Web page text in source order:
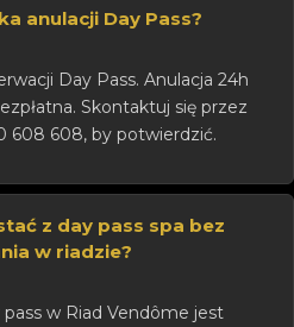
anulacji Day Pass?
Day Pass. Anulacja 24h
Skontaktuj się przez
608 608, by potwierdzić.
z day pass spa bez
w riadzie?
w Riad Vendôme jest